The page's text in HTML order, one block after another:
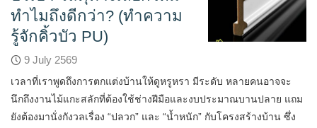
ทำไมถึงดีกว่า? (ทำความ
รู้จักคิ้วบัว PU)
9 July 2569
เวลาที่เราพูดถึงการตกแต่งบ้านให้ดูหรูหรา มีระดับ หลายคนอาจจะ
นึกถึงงานไม้แกะสลักที่ต้องใช้ช่างฝีมือและงบประมาณบานปลาย แถม
ยังต้องมานั่งกังวลเรื่อง “ปลวก” และ “น้ำหนัก” กับโครงสร้างบ้าน ซึ่ง